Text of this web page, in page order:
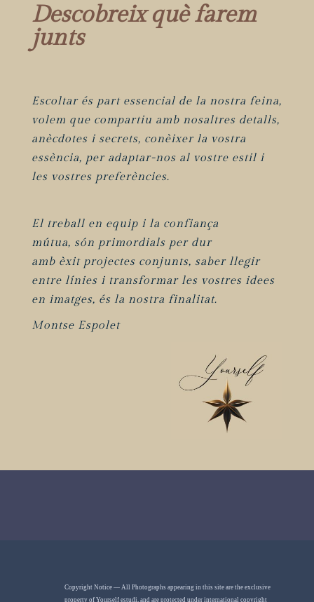
Descobreix què farem
junts
Escoltar és part essencial de la nostra feina,
volem que compartiu amb nosaltres detalls,
anècdotes i secrets, conèixer la vostra
essència, per adaptar-nos al vostre estil i
les vostres preferències.
El treball en equip i la confiança
mútua, són primordials per dur
amb èxit projectes conjunts, saber llegir
entre línies i transformar les vostres idees
en imatges, és la nostra finalitat.
Montse Espolet
Copyright Notice — All Photographs appearing in this site are the exclusive
property of Yourself estudi, and are protected under international copyright